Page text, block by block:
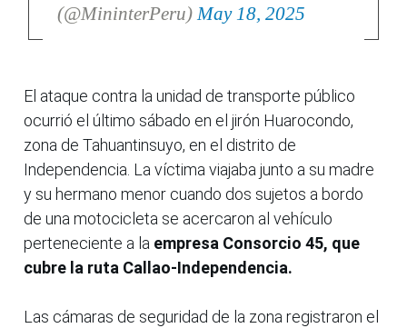
(@MininterPeru) May 18, 2025
El ataque contra la unidad de transporte público
ocurrió el último sábado en el jirón Huarocondo,
zona de Tahuantinsuyo, en el distrito de
Independencia. La víctima viajaba junto a su madre
y su hermano menor cuando dos sujetos a bordo
de una motocicleta se acercaron al vehículo
perteneciente a la empresa Consorcio 45, que
cubre la ruta Callao-Independencia.
Las cámaras de seguridad de la zona registraron el